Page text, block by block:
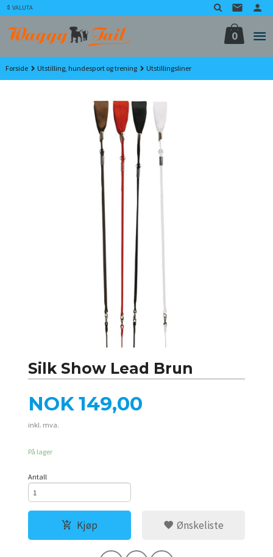
Gå
til
innholdet
VALUTA
0
Forside Utstilling, hundesport og trening Utstillingsliner
Silk Show Lead Brun
Pris
NOK149,00
inkl. mva.
På lager
Antall
Kjøp Ønskeliste